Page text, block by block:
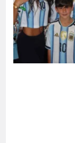
হামলা চালালে
ইংল্যান্ডকে হারানোর